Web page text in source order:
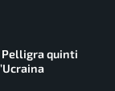
Pelligra quinti